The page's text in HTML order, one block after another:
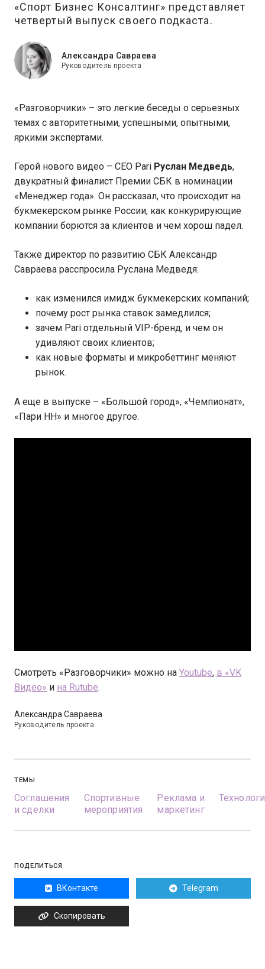
«Спорт Бизнес Консалтинг» представляет
четвертый выпуск своего подкаста.
Александра Савраева
Руководитель проекта
«Разговорчики» – это легкие беседы о серьезных
темах с авторитетными, успешными, опытными,
яркими экспертами.
Герой нового видео – CEO Pari Руслан Медведь,
двукратный финалист Премии СБК в номинации
«Менеджер года». Он рассказал, что происходит на
букмекерском рынке России, как конкурирующие
компании борются за клиентов и чем хорош падел.
Также директор по развитию СБК Александр
Савраева расспросила Руслана Медведя:
как изменился имидж букмекерских компаний;
почему рост рынка ставок замедлился;
зачем Pari отдельный VIP-бренд, и чем он
удивляют своих клиентов;
как новые форматы и микробеттинг меняют
рынок.
А еще в выпуске – «Большой город», «Чемпионат»,
«Пари НН» и многое другое.
Смотреть «Разговорчики» можно на Youtube, в «VK
Видео» и на Rutube.
Александра Савраева
Руководитель проекта
ТЕМЫ
Соглашения
и сделки
Спортивные
мероприятия
Реклама и
маркетинг
ПОДЕЛИТЬСЯ
ВКонтакте Telegram
Скопировать